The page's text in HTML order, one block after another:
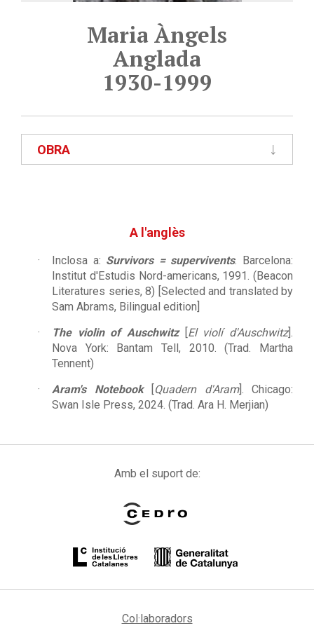
Maria Àngels
Anglada
1930-1999
OBRA
A l'anglès
Inclosa a: Survivors = supervivents. Barcelona:
Institut d'Estudis Nord-americans, 1991. (Beacon
Literatures series, 8) [Selected and translated by
Sam Abrams, Bilingual edition]
The violin of Auschwitz [El violí d'Auschwitz].
Nova York: Bantam Tell, 2010. (Trad. Martha
Tennent)
Aram's Notebook[Quadern d'Aram]. Chicago:
Swan Isle Press, 2024. (Trad. Ara H. Merjian)
Amb el suport de:
Col·laboradors